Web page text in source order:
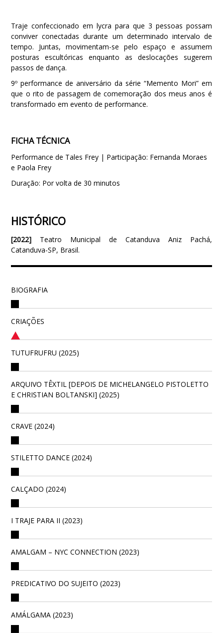
Traje confeccionado em lycra para que 3 pessoas possam
conviver conectadas durante um determinado intervalo de
tempo. Juntas, movimentam-se pelo espaço e assumem
posturas escultóricas enquanto as deslocações sugerem
passos de dança.
9º performance de aniversário da série “Memento Mori” em
que o rito de passagem de comemoração dos meus anos é
transformado em evento de performance.
FICHA TÉCNICA
Performance de Tales Frey | Participação: Fernanda Moraes
e Paola Frey
Duração: Por volta de 30 minutos
HISTÓRICO
[2022] Teatro Municipal de Catanduva Aniz Pachá,
Catanduva-SP, Brasil.
BIOGRAFIA
CRIAÇÕES
TUTUFRUFRU (2025)
ARQUIVO TÊXTIL [DEPOIS DE MICHELANGELO PISTOLETTO
E CHRISTIAN BOLTANSKI] (2025)
CRAVE (2024)
STILETTO DANCE (2024)
CALÇADO (2024)
I TRAJE PARA II (2023)
AMALGAM – NYC CONNECTION (2023)
PREDICATIVO DO SUJEITO (2023)
AMÁLGAMA (2023)